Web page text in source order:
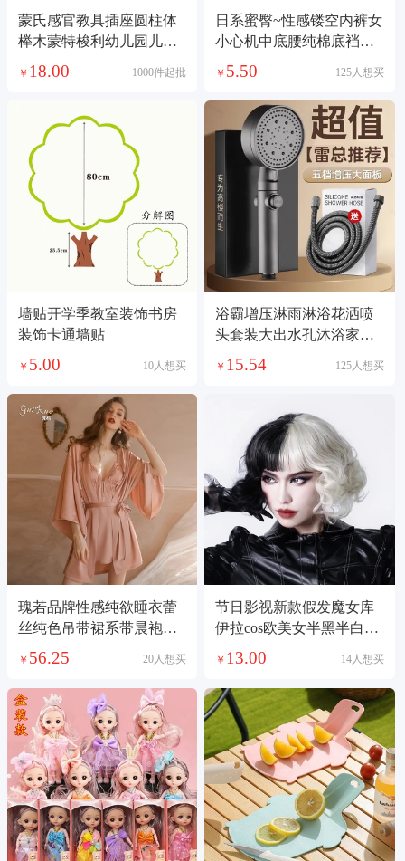
蒙氏感官教具插座圆柱体
榉木蒙特梭利幼儿园儿童
早教蒙台家庭版
￥ 18.00 1000件起批
日系蜜臀~性感镂空内裤女
小心机中底腰纯棉底裆蕾
丝网纱女士三角
￥ 5.50 125人想买
墙贴开学季教室装饰书房
装饰卡通墙贴
￥ 5.00 10人想买
浴霸增压淋雨淋浴花洒喷
头套装大出水孔沐浴家用
洗澡加压热水器
￥ 15.54 125人想买
瑰若品牌性感纯欲睡衣蕾
丝纯色吊带裙系带晨袍外
袍家居服套装1690
￥ 56.25 20人想买
节日影视新款假发魔女库
伊拉cos欧美女半黑半白短
卷头套工厂现货
￥ 13.00 14人想买